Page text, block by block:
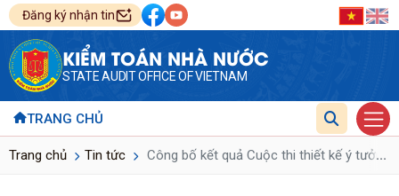
Đăng ký nhận tin
KIỂM TOÁN NHÀ NƯỚC
STATE AUDIT OFFICE OF VIETNAM
TRANG CHỦ
Trang chủ Tin tức Công bố kết quả Cuộc thi thiết kế ý tưởng
...